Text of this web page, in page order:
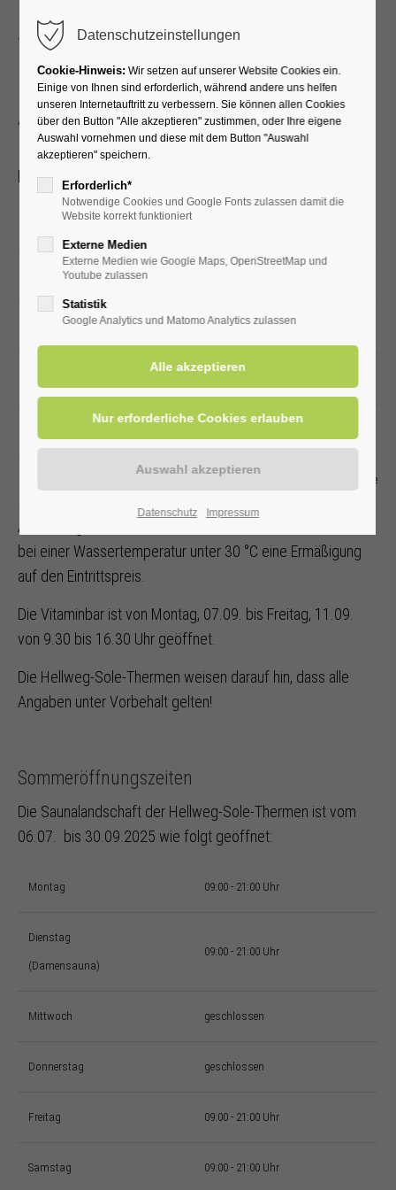
Aktuelle Informationen für Urlaubsplanende
In diesem Jahr findet die Badreinigung von Montag, 07.09.
bis Freitag, 11.09. statt.
Montag, 07.09.
Dienstag, 08.09. nein Sauna (Damen)
Sole-Thermalbad & Saua (unter
Am Freitag, 11.09. erhalten Gäste des Sole-Thermalbades
bei einer Wassertemperatur unter 30 °C eine Ermäßigung
auf den Eintrittspreis.
Die Vitaminbar ist von Montag, 07.09. bis Freitag, 11.09.
von 9.30 bis 16.30 Uhr geöffnet.
Die Hellweg-Sole-Thermen weisen darauf hin, dass alle
Angaben unter Vorbehalt gelten!
Sommeröffnungszeiten
Die Saunalandschaft der Hellweg-Sole-Thermen ist vom
06.07. bis 30.09.2025 wie folgt geöffnet:
Montag 09:00 - 21:00 Uhr
Dienstag
(Damensauna)
09:00 - 21:00 Uhr
Mittwoch geschlossen
Donnerstag geschlossen
Freitag 09:00 - 21:00 Uhr
Samstag 09:00 - 21:00 Uhr
Datenschutzeinstellungen
Cookie-Hinweis: Wir setzen auf unserer Website Cookies ein.
Einige von Ihnen sind erforderlich, während andere uns helfen
unseren Internetauftritt zu verbessern. Sie können allen Cookies
über den Button "Alle akzeptieren" zustimmen, oder Ihre eigene
Auswahl vornehmen und diese mit dem Button "Auswahl
akzeptieren" speichern.
Erforderlich*
Notwendige Cookies und Google Fonts zulassen damit die
Website korrekt funktioniert
Externe Medien
Externe Medien wie Google Maps, OpenStreetMap und
Youtube zulassen
Statistik
Google Analytics und Matomo Analytics zulassen
Datenschutz Impressum